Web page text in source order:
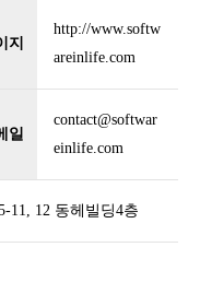
지
http://www.softw
areinlife.com
일
contact@softwar
einlife.com
11, 12 동헤빌딩4층